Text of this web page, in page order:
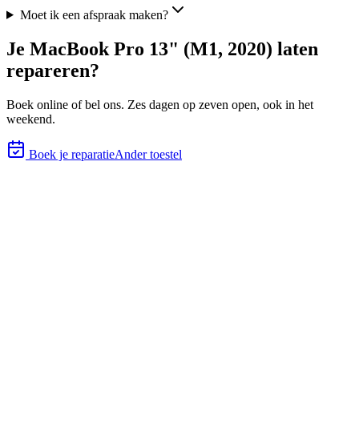
Moet ik een afspraak maken?
Je MacBook Pro 13" (M1, 2020) laten
repareren?
Boek online of bel ons. Zes dagen op zeven open, ook in het
weekend.
Boek je reparatieAnder toestel